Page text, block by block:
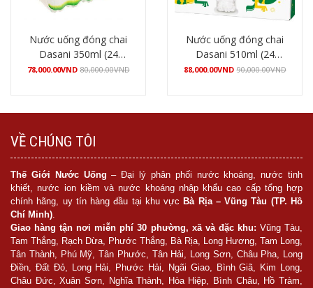
Nước uống đóng chai
Dasani 350ml (24
chai/thùng)
78,000.00VND 80,000.00VND
Nước uống đóng chai
Dasani 510ml (24
chai/thùng)
88,000.00VND 90,000.00VND
VỀ CHÚNG TÔI
Thế Giới Nước Uống – Đại lý phân phối nước khoáng, nước tinh
khiết, nước ion kiềm và nước khoáng nhập khẩu cao cấp tổng hợp
chính hãng, uy tín hàng đầu tại khu vực Bà Rịa – Vũng Tàu (TP. Hồ
Chí Minh).
Giao hàng tận nơi miễn phí 30 phường, xã và đặc khu: Vũng Tàu,
Tam Thắng, Rạch Dừa, Phước Thắng, Bà Rịa, Long Hương, Tam Long,
Tân Thành, Phú Mỹ, Tân Phước, Tân Hải, Long Sơn, Châu Pha, Long
Điền, Đất Đỏ, Long Hải, Phước Hải, Ngãi Giao, Bình Giã, Kim Long,
Châu Đức, Xuân Sơn, Nghĩa Thành, Hòa Hiệp, Bình Châu, Hồ Tràm,